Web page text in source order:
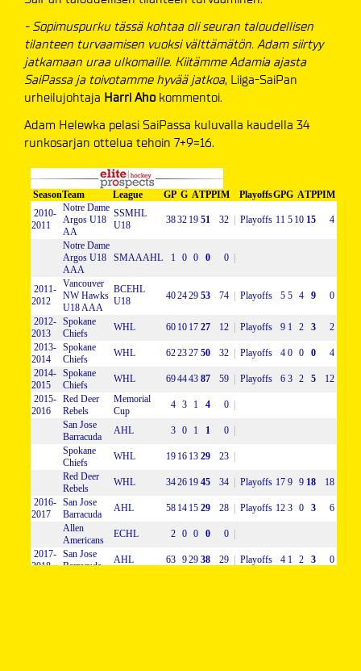
- Sopimuspurku tässä kohtaa oli seuran taloudellisen
tilanteen turvaamisen vuoksi välttämätön. Adam siirtyy
jatkamaan uraa ulkomaille. Kiitämme Adamia ajasta
SaiPassa ja toivotamme hyvää jatkoa, Liiga-SaiPan
urheilujohtaja Harri Ahokommentoi.
Adam Helewka pelasi SaiPassa kuluvalla kaudella 34
runkosarjan ottelua tehoin 7+9=16.